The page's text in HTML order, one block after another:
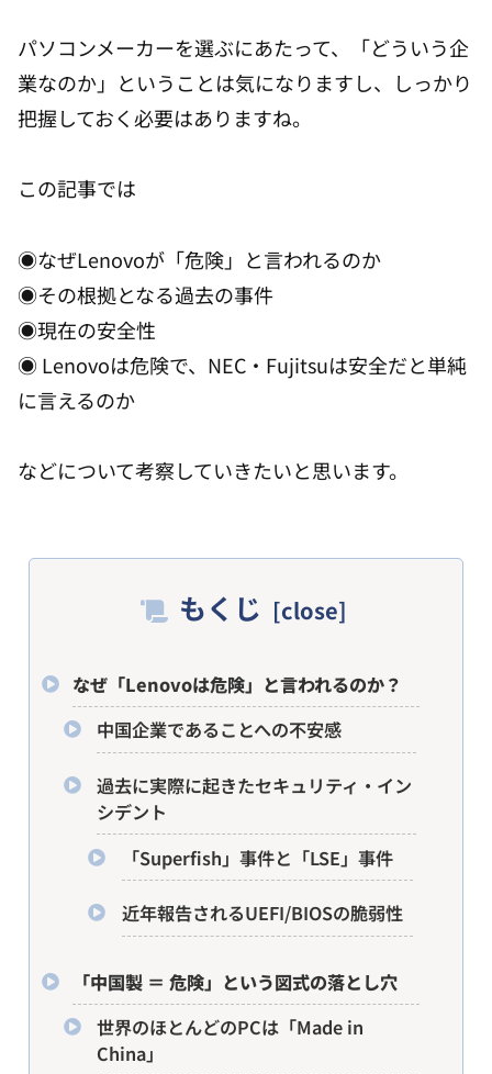
パソコンメーカーを選ぶにあたって、「どういう企
業なのか」ということは気になりますし、しっかり
把握しておく必要はありますね。
この記事では
◉なぜLenovoが「危険」と言われるのか
◉その根拠となる過去の事件
◉現在の安全性
◉ Lenovoは危険で、NEC・Fujitsuは安全だと単純
に言えるのか
などについて考察していきたいと思います。
もくじ
なぜ「Lenovoは危険」と言われるのか？
中国企業であることへの不安感
過去に実際に起きたセキュリティ・イン
シデント
「Superfish」事件と「LSE」事件
近年報告されるUEFI/BIOSの脆弱性
「中国製 ＝ 危険」という図式の落とし穴
世界のほとんどのPCは「Made in
China」